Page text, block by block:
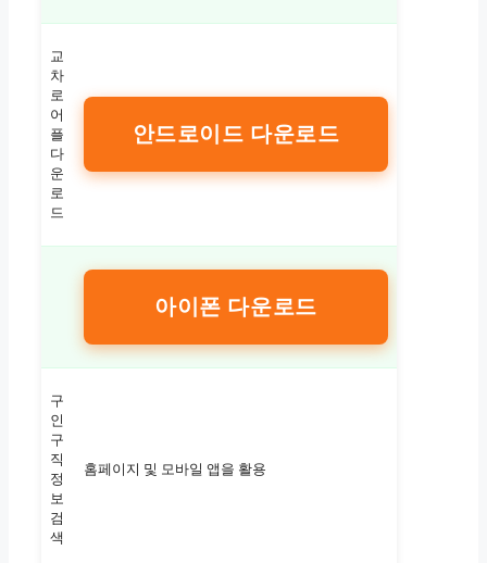
교
차
로
어
플
다
운
로
드
안드로이드 다운로드
아이폰 다운로드
구
인
구
직
정
보
검
색
홈페이지 및 모바일 앱을 활용